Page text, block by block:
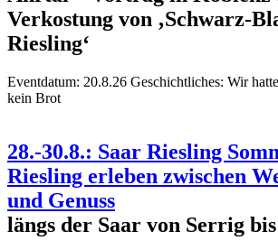
Verkostung von ‚Schwarz-
Riesling‘
Eventdatum: 20.8.26 Geschichtliches: Wir
kein Brot
28.-30.8.: Saar Riesling
Riesling erleben zwischen
und Genuss
längs der Saar von Serrig